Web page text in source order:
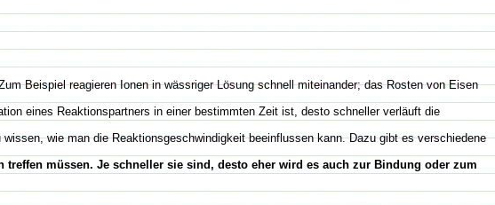
Beispiel reagieren Ionen in wässriger Lösung schnell miteinander; das Rosten von Eisen
eines Reaktionspartners in einer bestimmten Zeit ist, desto schneller verläuft die
wie man die Reaktionsgeschwindigkeit beeinflussen kann. Dazu gibt es verschiedene
müssen. Je schneller sie sind, desto eher wird es auch zur Bindung oder zum